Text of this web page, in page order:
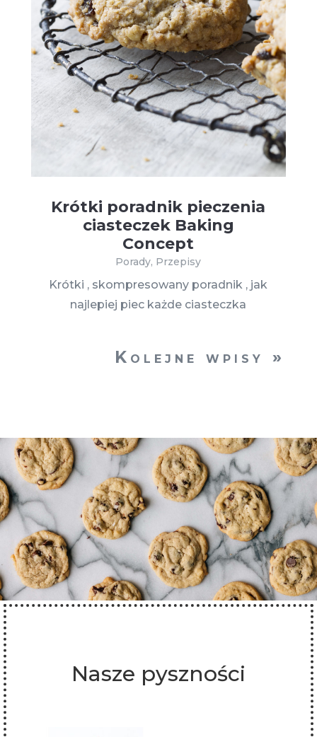
Krótki poradnik pieczenia
ciasteczek Baking
Concept
Porady, Przepisy
Krótki , skompresowany poradnik , jak
najlepiej piec każde ciasteczka
Kolejne wpisy »
Nasze pyszności